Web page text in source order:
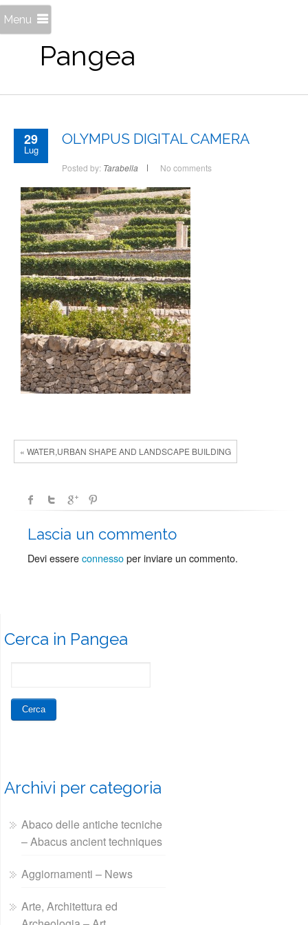
Pangea
Menu
29
Lug
OLYMPUS DIGITAL CAMERA
Posted by: Tarabella No comments
« WATER,URBAN SHAPE AND LANDSCAPE BUILDING
Lascia un commento
Devi essereconnessoper inviare un commento.
Cerca in Pangea
Archivi per categoria
Abaco delle antiche tecniche
– Abacus ancient techniques
Aggiornamenti – News
Arte, Architettura ed